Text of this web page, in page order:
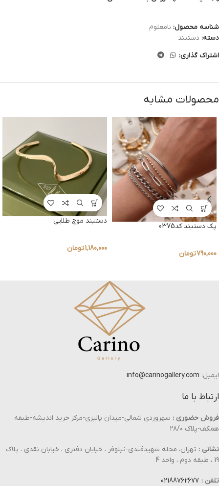
شناسه محصول: نامعلوم
دسته: دستبند
اشتراک گذاری:
محصولات مشابه
پک دستبند کد0375
790,000تومان
دستبند موج طلایی
1,180,000تومان
ایمیل: info@carinogallery.com
ارتباط با ما
فروش حضوری : سهروردی شمالی-میدان پالیزی-مرکز خرید اندیشه-طبقه
همکف-پلاک ۲۸/۰
نشانی : تهران، محله شهیدقندی-نیلوفر ، خیابان دفتری ، خیابان نقدی ، پلاک
19 ، طبقه دوم ، واحد 4
تلفن : 02188762677